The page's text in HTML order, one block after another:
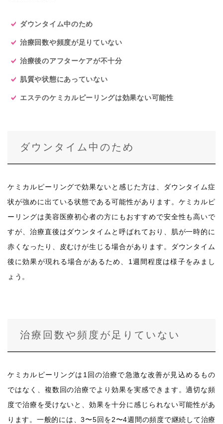
ダウンタイム中のため
治療回数や頻度が足りていない
治療後のアフターケアが不十分
肌質や状態にあっていない
エステのケミカルピーリングは効果ない可能性
ダウンタイム中のため
ケミカルピーリングで効果ないと感じた方は、ダウンタイム症
状が強めに出ている状態である可能性があります。ケミカルピ
ーリングは美容医療初心者の方にもおすすめで安全性も高いで
すが、治療直後はダウンタイムと呼ばれており、肌が一時的に
赤くなったり、皮むけが生じる場合があります。ダウンタイム
後に効果が現れる場合があるため、1週間程度は様子をみまし
ょう。
治療回数や頻度が足りていない
ケミカルピーリングは1回の治療で急激な改善が見込めるもの
ではなく、複数回の治療でより効果を実感できます。適切な頻
度で治療を受けないと、効果を十分に感じられない可能性があ
ります。一般的には、3〜5回を2〜4週間の頻度で継続して治療